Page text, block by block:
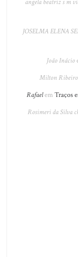
angela beatriz s m
JOSELMA ELENA
João Inácio
Milton Ribeiro
Rafaelem Traços
Rosimeri da Silva